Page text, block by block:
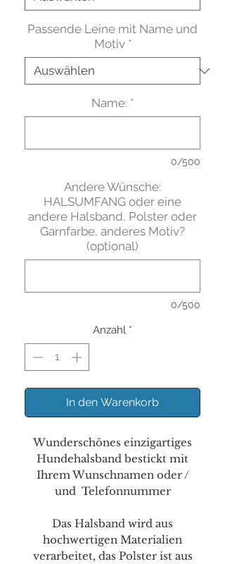
Passende Leine mit Name und
Motiv *
Name: *
0/500
Andere Wünsche:
HALSUMFANG oder eine
andere Halsband, Polster oder
Garnfarbe, anderes Motiv?
(optional)
0/500
Anzahl *
In den Warenkorb
Wunderschönes einzigartiges
Hundehalsband bestickt mit
Ihrem Wunschnamen oder /
und Telefonnummer
Das Halsband wird aus
hochwertigen Materialien
verarbeitet, das Polster ist aus